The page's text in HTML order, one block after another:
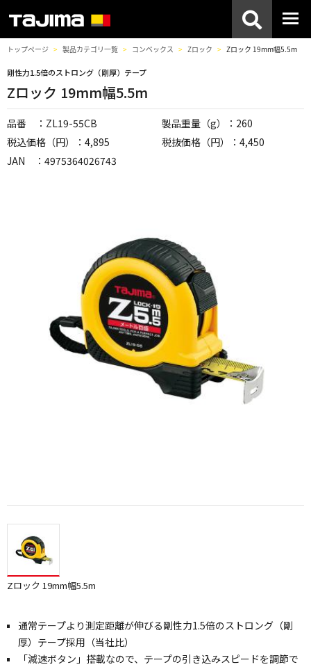
トップページ 製品カテゴリ一覧 コンベックス Zロック Zロック 19mm幅5.5m
剛性力1.5倍のストロング（剛厚）テープ
Zロック 19mm幅5.5m
品番 ：ZL19-55CB
製品重量（g）：260
税込価格（円）：4,895
税抜価格（円）：4,450
JAN ：4975364026743
Zロック 19mm幅5.5m
通常テープより測定距離が伸びる剛性力1.5倍のストロング（剛
厚）テープ採用（当社比）
「減速ボタン」搭載なので、テープの引き込みスピードを調節で